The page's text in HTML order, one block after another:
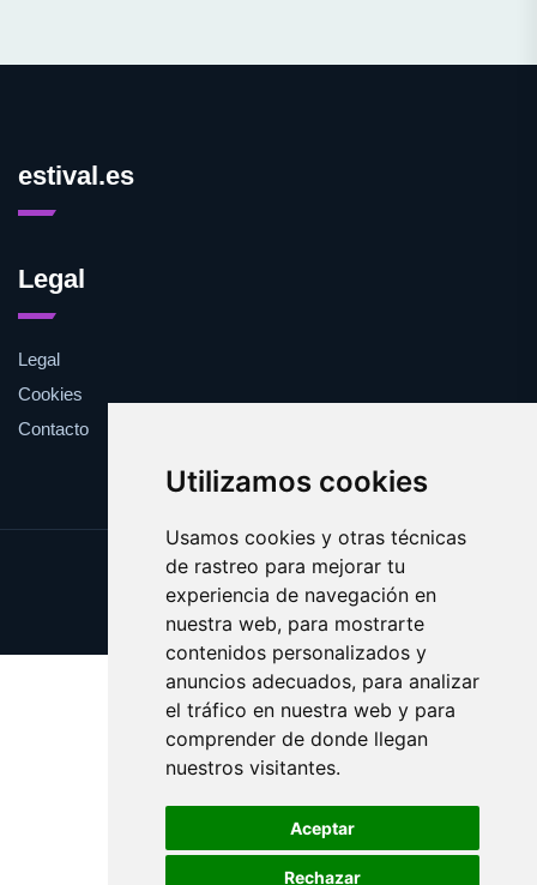
Utilizamos cookies
Usamos cookies y otras técnicas
de rastreo para mejorar tu
experiencia de navegación en
nuestra web, para mostrarte
contenidos personalizados y
anuncios adecuados, para analizar
el tráfico en nuestra web y para
comprender de donde llegan
nuestros visitantes.
Aceptar
Rechazar
estival.es
Legal
Legal
Cookies
Contacto
Update cookies preferences
Copyright © 2025 estival.es